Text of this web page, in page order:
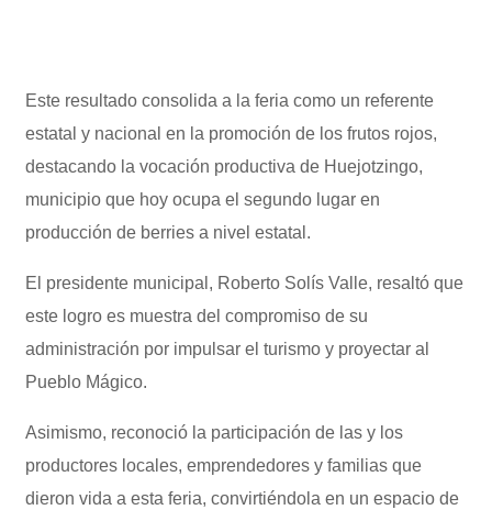
Este resultado consolida a la feria como un referente
estatal y nacional en la promoción de los frutos rojos,
destacando la vocación productiva de Huejotzingo,
municipio que hoy ocupa el segundo lugar en
producción de berries a nivel estatal.
El presidente municipal, Roberto Solís Valle, resaltó que
este logro es muestra del compromiso de su
administración por impulsar el turismo y proyectar al
Pueblo Mágico.
Asimismo, reconoció la participación de las y los
productores locales, emprendedores y familias que
dieron vida a esta feria, convirtiéndola en un espacio de